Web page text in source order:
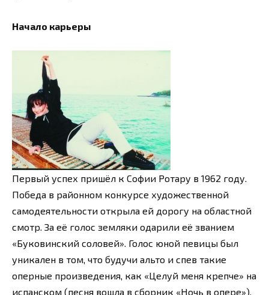
Начало карьеры
Первый успех пришёл к Софии Ротару в 1962 году.
Победа в районном конкурсе художественной
самодеятельности открыла ей дорогу на областной
смотр. За её голос земляки одарили её званием
«Буковинский соловей». Голос юной певицы был
уникален в том, что будучи альто и спев такие
оперные произведения, как «Целуй меня крепче» на
испанском (песня вошла в сборник «Ночь в опере»),